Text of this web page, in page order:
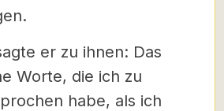
er zu ihnen: Das
Worte, die ich zu
habe, als ich